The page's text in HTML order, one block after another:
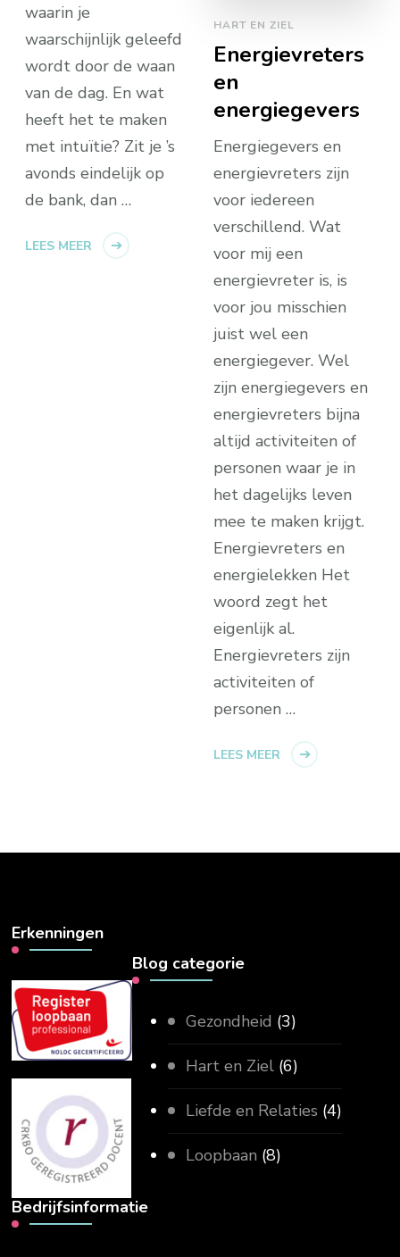
waarin je
waarschijnlijk geleefd
wordt door de waan
van de dag. En wat
heeft het te maken
met intuïtie? Zit je ’s
avonds eindelijk op
de bank, dan …
LEES MEER
HART EN ZIEL
Energievreters
en
energiegevers
Energiegevers en
energievreters zijn
voor iedereen
verschillend. Wat
voor mij een
energievreter is, is
voor jou misschien
juist wel een
energiegever. Wel
zijn energiegevers en
energievreters bijna
altijd activiteiten of
personen waar je in
het dagelijks leven
mee te maken krijgt.
Energievreters en
energielekken Het
woord zegt het
eigenlijk al.
Energievreters zijn
activiteiten of
personen …
LEES MEER
Erkenningen
Blog categorie
Gezondheid (3)
Hart en Ziel (6)
Liefde en Relaties (4)
Loopbaan (8)
Bedrijfsinformatie